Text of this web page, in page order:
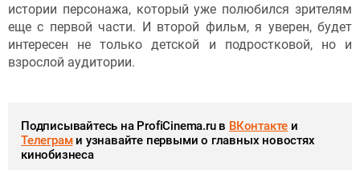
истории персонажа, который уже полюбился зрителям
еще с первой части. И второй фильм, я уверен, будет
интересен не только детской и подростковой, но и
взрослой аудитории.
Подписывайтесь на ProfiCinema.ru в ВКонтакте и
Телеграми узнавайте первыми о главных новостях
кинобизнеса